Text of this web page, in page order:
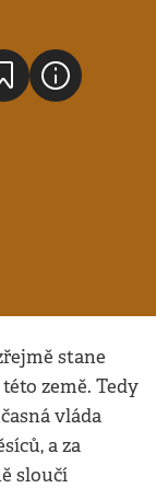
stane
země. Tedy
vláda
a za
sloučí